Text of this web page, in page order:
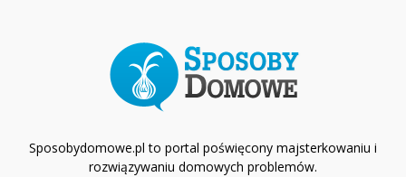
Sposobydomowe.pl to portal poświęcony majsterkowaniu i
rozwiązywaniu domowych problemów.